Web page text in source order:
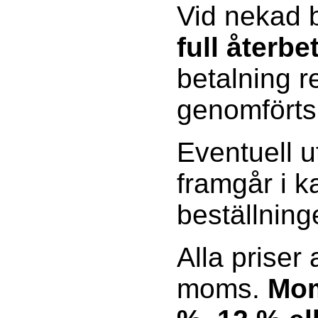
Vid nekad
full
betalning
Eventuell
framgår i
Alla priser
moms.